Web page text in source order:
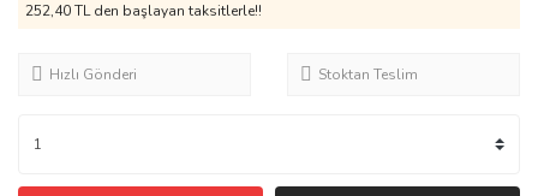
252,40 TL den başlayan taksitlerle!!
Hızlı Gönderi Stoktan Teslim